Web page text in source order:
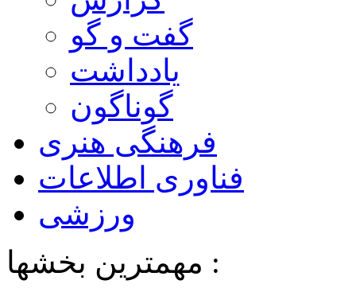
گفت و گو
یادداشت
گوناگون
فرهنگی هنری
فناوری اطلاعات
ورزشی
مهمترین بخشها :